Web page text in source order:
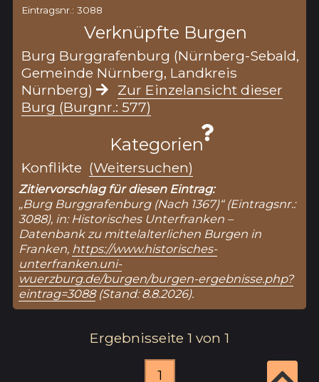
Eintragsnr.: 3088
Verknüpfte Burgen
Burg Burggrafenburg (Nürnberg-Sebald,
Gemeinde Nürnberg, Landkreis
Nürnberg)
Zur Einzelansicht dieser
Burg (Burgnr.: 577)
Kategorien
Konflikte (Weitersuchen)
Zitiervorschlag für diesen Eintrag:
„Burg Burggrafenburg (Nach 1367)“ (Eintragsnr.:
3088), in: Historisches Unterfranken –
Datenbank zu mittelalterlichen Burgen in
Franken, https://www.historisches-
unterfranken.uni-
wuerzburg.de/burgen/burgen-ergebnisse.php?
eintrag=3088(Stand: 8.8.2026).
Ergebnisseite 1 von 1
1